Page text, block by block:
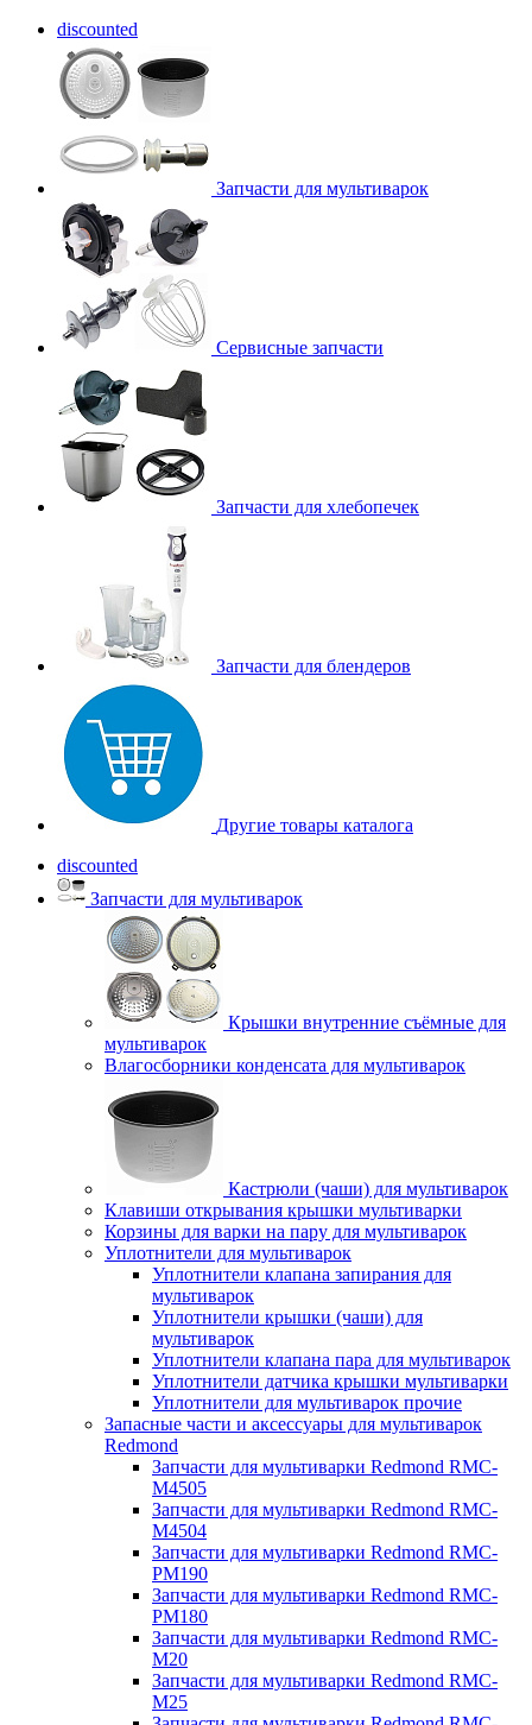
discounted
Запчасти для мультиварок
Сервисные запчасти
Запчасти для хлебопечек
Запчасти для блендеров
Другие товары каталога
discounted
Запчасти для мультиварок
Крышки внутренние съёмные для
мультиварок
Влагосборники конденсата для мультиварок
Кастрюли (чаши) для мультиварок
Клавиши открывания крышки мультиварки
Корзины для варки на пару для мультиварок
Уплотнители для мультиварок
Уплотнители клапана запирания для
мультиварок
Уплотнители крышки (чаши) для
мультиварок
Уплотнители клапана пара для мультиварок
Уплотнители датчика крышки мультиварки
Уплотнители для мультиварок прочие
Запасные части и аксессуары для мультиварок
Redmond
Запчасти для мультиварки Redmond RMC-
M4505
Запчасти для мультиварки Redmond RMC-
M4504
Запчасти для мультиварки Redmond RMC-
PM190
Запчасти для мультиварки Redmond RMC-
PM180
Запчасти для мультиварки Redmond RMC-
M20
Запчасти для мультиварки Redmond RMC-
M25